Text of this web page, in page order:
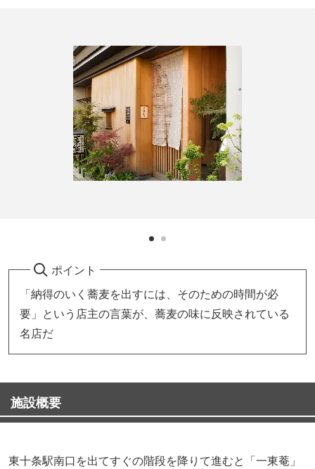
ポイント
「納得のいく蕎麦を出すには、そのための時間が必
要」という店主の言葉が、蕎麦の味に反映されている
名店だ
施設概要
東十条駅南口を出てすぐの階段を降りて進むと「一東菴」